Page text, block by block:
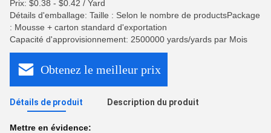
Prix: $0.38 - $0.42 / Yard
Détails d'emballage: Taille : Selon le nombre de productsPackage
: Mousse + carton standard d'exportation
Capacité d'approvisionnement: 2500000 yards/yards par Mois
Obtenez le meilleur prix
Détails de produit Description du produit
Mettre en évidence: